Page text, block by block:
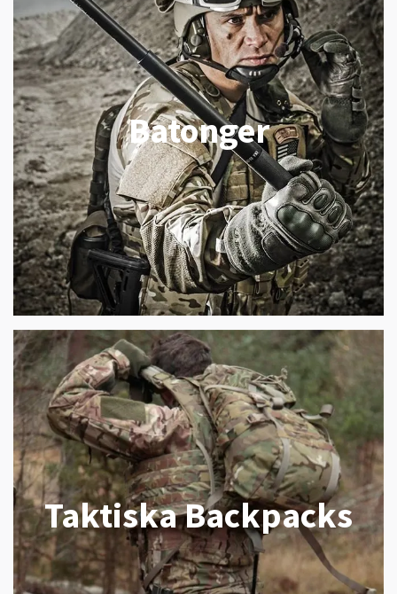
Batonger
Taktiska Backpacks